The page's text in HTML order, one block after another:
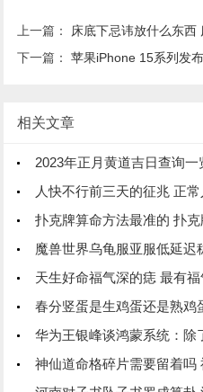
上一篇： 床底下忌讳放什么东西
下一篇：苹果iPhone 15系列发布时
相关文章
2023年正月黄道吉日查询一
人快不行前三天的征兆 正
扑克牌算命方法最准的 扑
魔兽世界乌龟服亚服低延迟稳定加速
天生好命福气深的痣 最有
春分竖蛋是生鸡蛋还是熟鸡
华为王银峰谈鸿蒙系统：
神仙道命格碎片需要留着吗